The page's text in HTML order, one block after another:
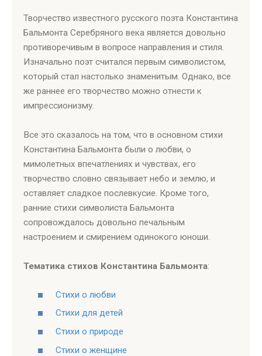
Творчество известного русского поэта Константина
Бальмонта Серебряного века является довольно
противоречивым в вопросе направления и стиля.
Изначально поэт считался первым символистом,
который стал настолько знаменитым. Однако, все
же раннее его творчество можно отнести к
импрессионизму.
Все это сказалось на том, что в основном стихи
Константина Бальмонта были о любви, о
мимолетных впечатлениях и чувствах, его
творчество словно связывает небо и землю, и
оставляет сладкое послевкусие. Кроме того,
ранние стихи символиста Бальмонта
сопровождалось довольно печальным
настроением и смирением одинокого юноши.
Тематика стихов Константина Бальмонта:
Стихи о любви
Стихи для детей
Стихи о природе
Стихи о женщине